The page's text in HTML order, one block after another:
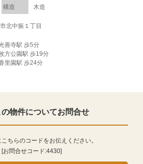
構造 木造
北中振１丁目
善寺駅 歩5分
方公園駅 歩19分
里園駅 歩24分
の物件についてお問合せ
ちらのコードをお伝えください。
[お問合せコード:4430]